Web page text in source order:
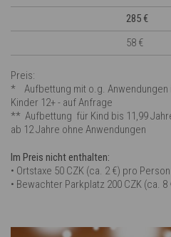
285 €
58 €
Preis:
* Aufbettung mit o.g. Anwendungen
Kinder 12+ - auf Anfrage
** Aufbettung für Kind bis 11,99
ab 12 Jahre ohne Anwendungen
Im Preis nicht enthalten:
• Ortstaxe 50 CZK (ca. 2 €) pro
• Bewachter Parkplatz 200 CZK (ca.